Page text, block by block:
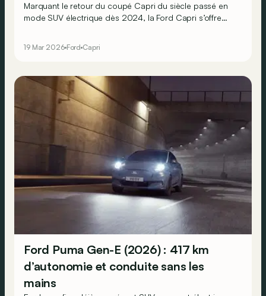
Marquant le retour du coupé Capri du siècle passé en
mode SUV électrique dès 2024, la Ford Capri s’offre
raviver la flamme des nostalgiques.
19 Mar 2026 Ford Capri
Ford Puma Gen-E (2026) : 417 km
d’autonomie et conduite sans les
mains